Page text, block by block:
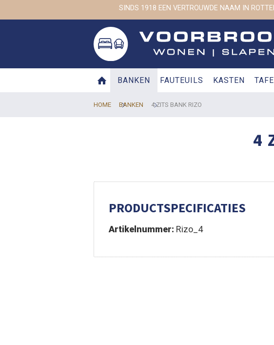
SINDS 1918 EEN VERTROUWDE NAAM IN
BANKEN FAUTEUILS KASTEN
HOME BANKEN 4 ZITS BANK RIZO
4
PRODUCTSPECIFICATIES
Artikelnummer: Rizo_4